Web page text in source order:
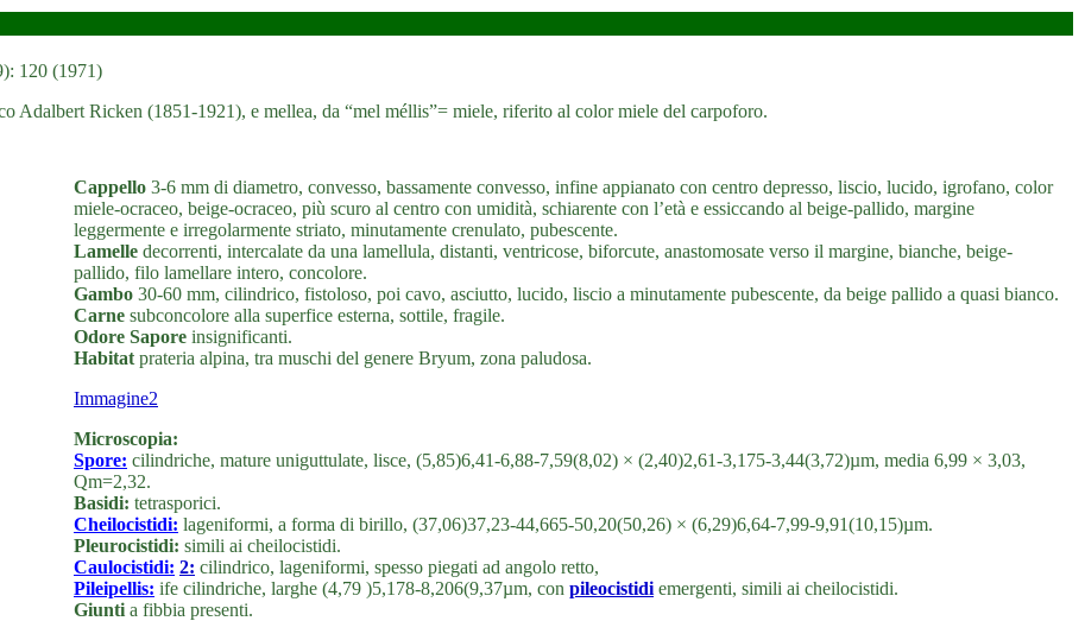
120 (1971)
Adalbert Ricken (1851-1921), e mellea, da “mel méllis”= miele, riferito al color miele del carpoforo.
Cappello 3-6 mm di diametro, convesso, bassamente convesso, infine appianato con centro depresso, liscio, lucido, igrofano, color
miele-ocraceo, beige-ocraceo, più scuro al centro con umidità, schiarente con l’età e essiccando al beige-pallido, margine
leggermente e irregolarmente striato, minutamente crenulato, pubescente.
Lamelle decorrenti, intercalate da una lamellula, distanti, ventricose, biforcute, anastomosate verso il margine, bianche, beige-
pallido, filo lamellare intero, concolore.
Gambo 30-60 mm, cilindrico, fistoloso, poi cavo, asciutto, lucido, liscio a minutamente pubescente, da beige pallido a quasi bianco.
Carne subconcolore alla superfice esterna, sottile, fragile.
Odore Sapore insignificanti.
Habitat prateria alpina, tra muschi del genere Bryum, zona paludosa.
Immagine2
Microscopia:
Spore: cilindriche, mature uniguttulate, lisce, (5,85)6,41-6,88-7,59(8,02) × (2,40)2,61-3,175-3,44(3,72)µm, media 6,99 × 3,03,
Qm=2,32.
Basidi: tetrasporici.
Cheilocistidi: lageniformi, a forma di birillo, (37,06)37,23-44,665-50,20(50,26) × (6,29)6,64-7,99-9,91(10,15)µm.
Pleurocistidi: simili ai cheilocistidi.
Caulocistidi: 2: cilindrico, lageniformi, spesso piegati ad angolo retto,
Pileipellis: ife cilindriche, larghe (4,79 )5,178-8,206(9,37µm, con pileocistidi emergenti, simili ai cheilocistidi.
Giunti a fibbia presenti.